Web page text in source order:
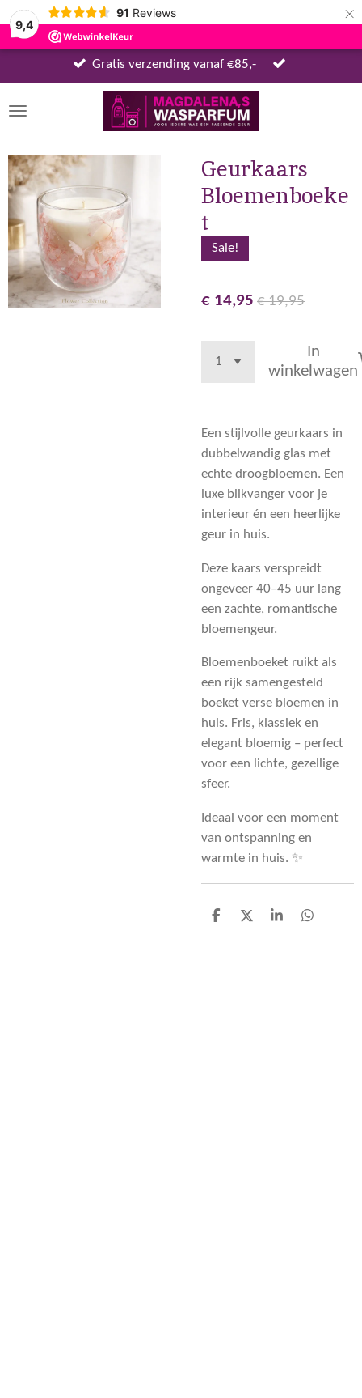
9,4
91 Reviews ×
Gratis verzending vanaf €85,-
Geurkaars
Bloemenboeke
t
Sale!
€ 14,95 € 19,95
In
winkelwagen
Een stijlvolle geurkaars in
dubbelwandig glas met
echte droogbloemen. Een
luxe blikvanger voor je
interieur én een heerlijke
geur in huis.
Deze kaars verspreidt
ongeveer 40–45 uur lang
een zachte, romantische
bloemengeur.
Bloemenboeket ruikt als
een rijk samengesteld
boeket verse bloemen in
huis. Fris, klassiek en
elegant bloemig – perfect
voor een lichte, gezellige
sfeer.
Ideaal voor een moment
van ontspanning en
warmte in huis. ✨
D
D
S
D